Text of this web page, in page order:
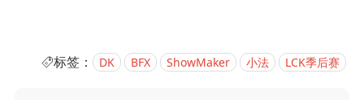
标签： DK BFX ShowMaker 小法 LCK季后赛